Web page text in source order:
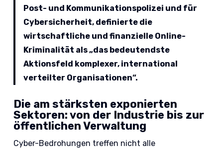
Post- und Kommunikationspolizei und für
Cybersicherheit, definierte die
wirtschaftliche und finanzielle Online-
Kriminalität als „das bedeutendste
Aktionsfeld komplexer, international
verteilter Organisationen“.
Die am stärksten exponierten
Sektoren: von der Industrie bis zur
öffentlichen Verwaltung
Cyber-Bedrohungen treffen nicht alle